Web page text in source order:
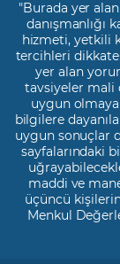
"Burada yer
danışmanlığı
hizmeti, yetkili
tercihleri dikkate
yer alan
tavsiyeler mali
uygun
bilgilere
uygun sonuçlar
sayfalarındaki
maddi ve
üçüncü
Menkul